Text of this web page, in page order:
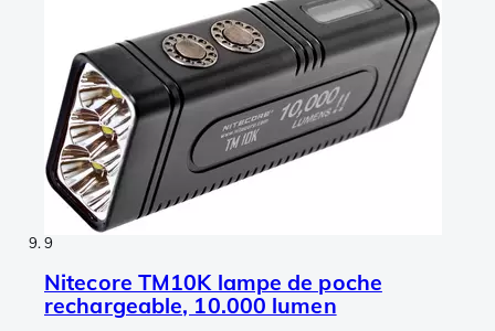
9
Nitecore TM10K lampe de poche
rechargeable, 10.000 lumen